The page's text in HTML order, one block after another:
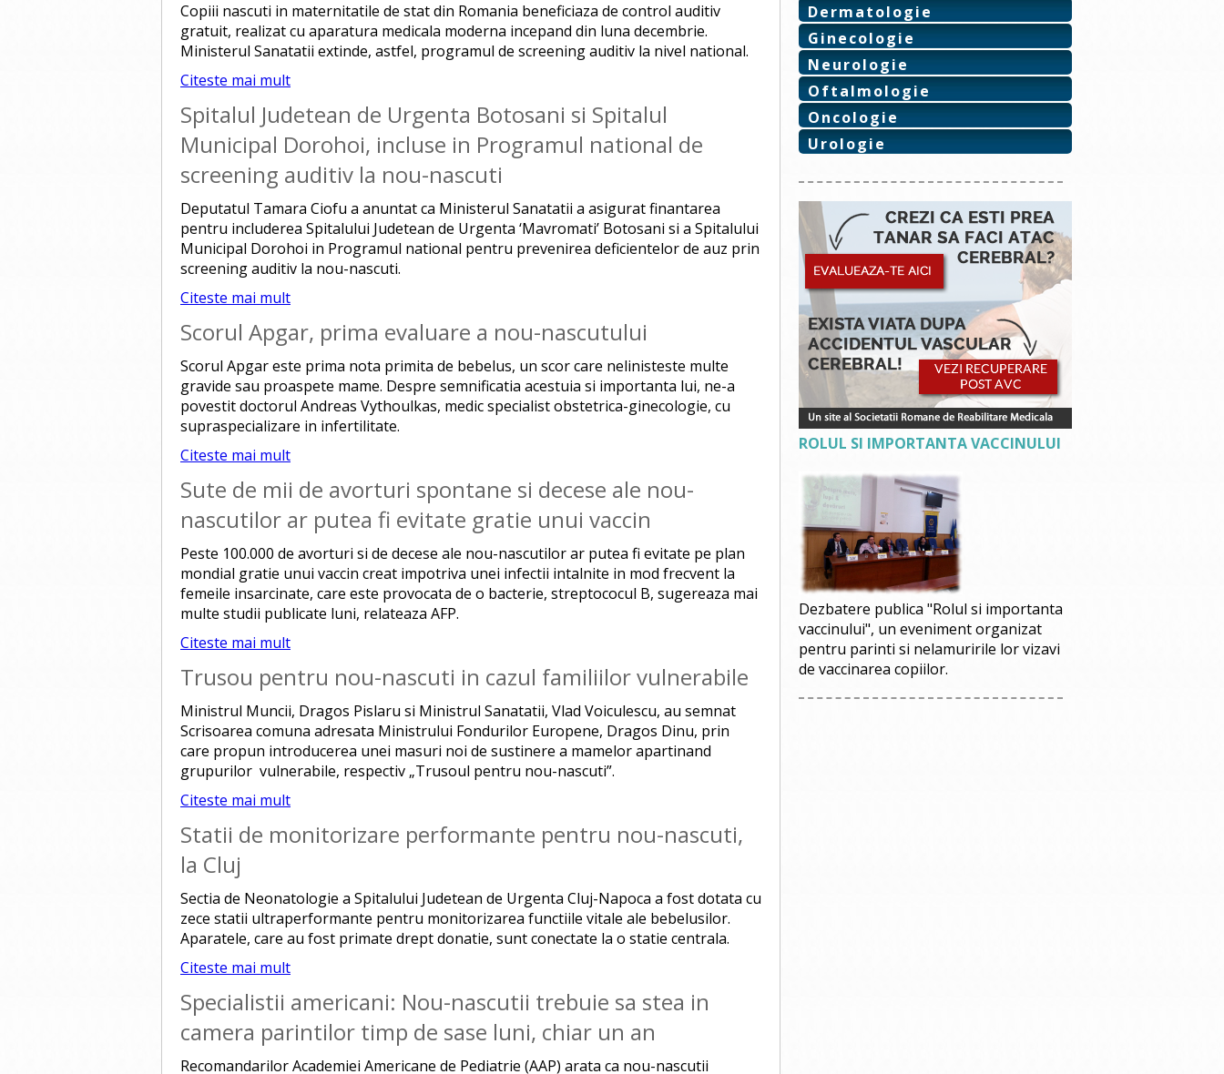
Copiii nascuti in maternitatile de stat din Romania beneficiaza de control auditiv
gratuit, realizat cu aparatura medicala moderna incepand din luna decembrie.
Ministerul Sanatatii extinde, astfel, programul de screening auditiv la nivel national.
Citeste mai mult
Spitalul Judetean de Urgenta Botosani si Spitalul
Municipal Dorohoi, incluse in Programul national de
screening auditiv la nou-nascuti
Deputatul Tamara Ciofu a anuntat ca Ministerul Sanatatii a asigurat finantarea
pentru includerea Spitalului Judetean de Urgenta ‘Mavromati’ Botosani si a Spitalului
Municipal Dorohoi in Programul national pentru prevenirea deficientelor de auz prin
screening auditiv la nou-nascuti.
Citeste mai mult
Scorul Apgar, prima evaluare a nou-nascutului
Scorul Apgar este prima nota primita de bebelus, un scor care nelinisteste multe
gravide sau proaspete mame. Despre semnificatia acestuia si importanta lui, ne-a
povestit doctorul Andreas Vythoulkas, medic specialist obstetrica-ginecologie, cu
supraspecializare in infertilitate.
Citeste mai mult
Sute de mii de avorturi spontane si decese ale nou-
nascutilor ar putea fi evitate gratie unui vaccin
Peste 100.000 de avorturi si de decese ale nou-nascutilor ar putea fi evitate pe plan
mondial gratie unui vaccin creat impotriva unei infectii intalnite in mod frecvent la
femeile insarcinate, care este provocata de o bacterie, streptococul B, sugereaza mai
multe studii publicate luni, relateaza AFP.
Citeste mai mult
Trusou pentru nou-nascuti in cazul familiilor vulnerabile
Ministrul Muncii, Dragos Pislaru si Ministrul Sanatatii, Vlad Voiculescu, au semnat
Scrisoarea comuna adresata Ministrului Fondurilor Europene, Dragos Dinu, prin
care propun introducerea unei masuri noi de sustinere a mamelor apartinand
grupurilor vulnerabile, respectiv „Trusoul pentru nou-nascuti”.
Citeste mai mult
Statii de monitorizare performante pentru nou-nascuti,
la Cluj
Sectia de Neonatologie a Spitalului Judetean de Urgenta Cluj-Napoca a fost dotata cu
zece statii ultraperformante pentru monitorizarea functiile vitale ale bebelusilor.
Aparatele, care au fost primate drept donatie, sunt conectate la o statie centrala.
Citeste mai mult
Specialistii americani: Nou-nascutii trebuie sa stea in
camera parintilor timp de sase luni, chiar un an
Recomandarilor Academiei Americane de Pediatrie (AAP) arata ca nou-nascutii
Dermatologie
Ginecologie
Neurologie
Oftalmologie
Oncologie
Urologie
ROLUL SI IMPORTANTA VACCINULUI
Dezbatere publica "Rolul si importanta
vaccinului", un eveniment organizat
pentru parinti si nelamuririle lor vizavi
de vaccinarea copiilor.